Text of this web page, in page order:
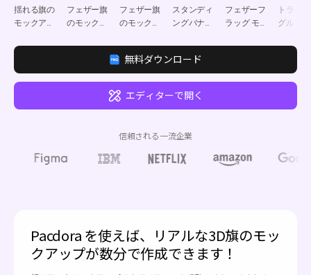
揺れる旗の
モックアッ
フェザー旗
のモックア
フェザー旗
のモックア
スタンディ
ングバナー
プ
フェザーフ
ラッグ モッ
トライ
グルフ
ップ
無料ダウンロード
エディターで開く
信頼される一流企業
Pacdora を使えば、リアルな3D旗のモッ
クアップが数分で作成できます！